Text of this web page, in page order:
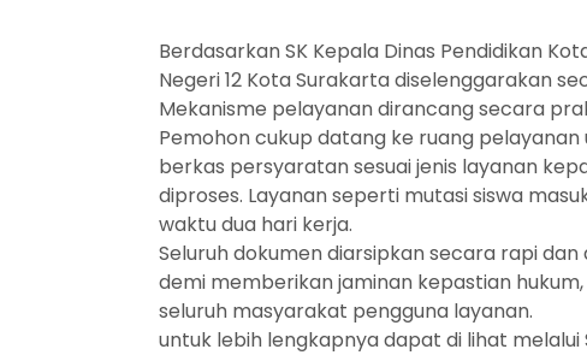
Berdasarkan SK Kepala Dinas Pendidikan
Negeri 12 Kota Surakarta diselenggarakan
Mekanisme pelayanan dirancang secara
Pemohon cukup datang ke ruang
berkas persyaratan sesuai jenis layanan
diproses. Layanan seperti mutasi siswa
waktu dua hari kerja.
Seluruh dokumen diarsipkan secara rapi
demi memberikan jaminan kepastian
seluruh masyarakat pengguna layanan.
untuk lebih lengkapnya dapat di lihat melalui